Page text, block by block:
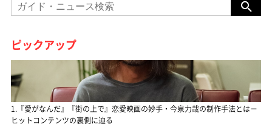
ピックアップ
1.『愛がなんだ』『街の上で』恋愛映画の妙手・今泉力哉の制作手法とは－
ヒットコンテンツの裏側に迫る